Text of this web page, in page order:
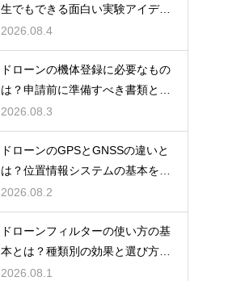
生でもできる面白い実験アイデア
を紹介
2026.08.4
ドローンの機体登録に必要なもの
は？申請前に準備すべき書類と情
報
2026.08.3
ドローンのGPSとGNSSの違いと
は？位置情報システムの基本を解
説
2026.08.2
ドローンフィルターの使い方の基
本とは？種類別の効果と選び方を
解説
2026.08.1